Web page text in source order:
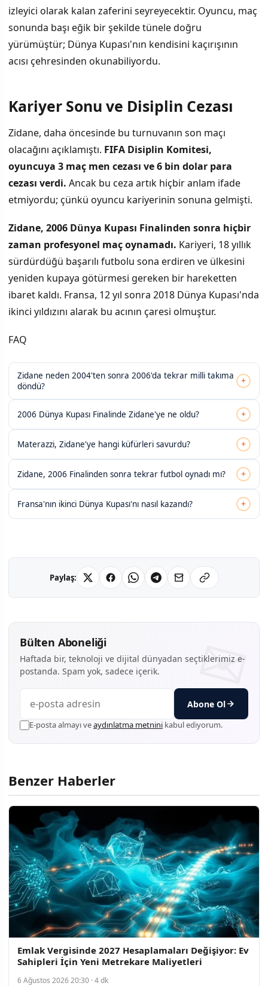
izleyici olarak kalan zaferini seyreyecektir. Oyuncu, maç
sonunda başı eğik bir şekilde tünele doğru
yürümüştür; Dünya Kupası'nın kendisini kaçırışının
acısı çehresinden okunabiliyordu.
Kariyer Sonu ve Disiplin Cezası
Zidane, daha öncesinde bu turnuvanın son maçı
olacağını açıklamıştı. FIFA Disiplin Komitesi,
oyuncuya 3 maç men cezası ve 6 bin dolar para
cezası verdi. Ancak bu ceza artık hiçbir anlam ifade
etmiyordu; çünkü oyuncu kariyerinin sonuna gelmişti.
Zidane, 2006 Dünya Kupası Finalinden sonra hiçbir
zaman profesyonel maç oynamadı. Kariyeri, 18 yıllık
sürdürdüğü başarılı futbolu sona erdiren ve ülkesini
yeniden kupaya götürmesi gereken bir hareketten
ibaret kaldı. Fransa, 12 yıl sonra 2018 Dünya Kupası'nda
ikinci yıldızını alarak bu acının çaresi olmuştur.
FAQ
Zidane neden 2004'ten sonra 2006'da tekrar milli takıma
döndü?
+
2006 Dünya Kupası Finalinde Zidane'ye ne oldu? +
Materazzi, Zidane'ye hangi küfürleri savurdu? +
Zidane, 2006 Finalinden sonra tekrar futbol oynadı mı? +
Fransa'nın ikinci Dünya Kupası'nı nasıl kazandı? +
Paylaş:
Bülten Aboneliği
Haftada bir, teknoloji ve dijital dünyadan seçtiklerimiz e-
postanda. Spam yok, sadece içerik.
Abone Ol
E-posta almayı veaydınlatma metnini kabul ediyorum.
Benzer Haberler
Emlak Vergisinde 2027 Hesaplamaları Değişiyor: Ev
Sahipleri İçin Yeni Metrekare Maliyetleri
6 Ağustos 2026 20:30 · 4 dk